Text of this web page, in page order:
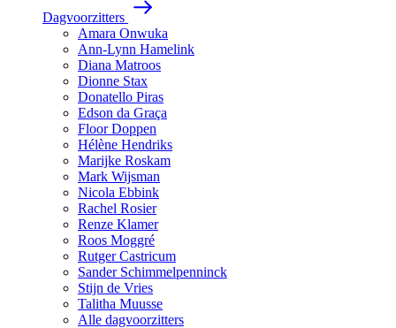
Dagvoorzitters
Amara Onwuka
Ann-Lynn Hamelink
Diana Matroos
Dionne Stax
Donatello Piras
Edson da Graça
Floor Doppen
Hélène Hendriks
Marijke Roskam
Mark Wijsman
Nicola Ebbink
Rachel Rosier
Renze Klamer
Roos Moggré
Rutger Castricum
Sander Schimmelpenninck
Stijn de Vries
Talitha Muusse
Alle dagvoorzitters